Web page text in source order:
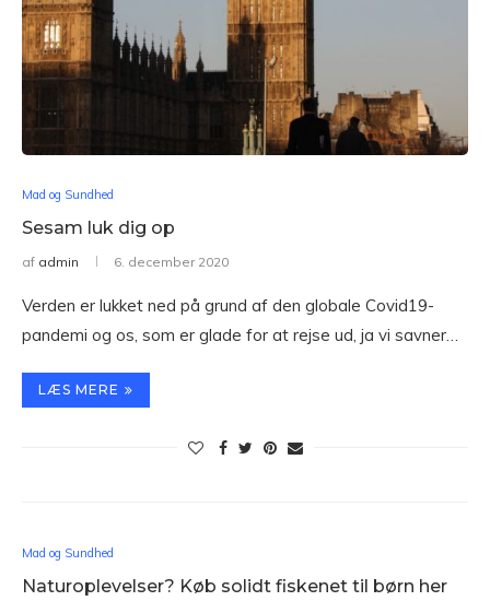
Mad og Sundhed
Sesam luk dig op
af admin 6. december 2020
Verden er lukket ned på grund af den globale Covid19-
pandemi og os, som er glade for at rejse ud, ja vi savner…
LÆS MERE
Mad og Sundhed
Naturoplevelser? Køb solidt fiskenet til børn her